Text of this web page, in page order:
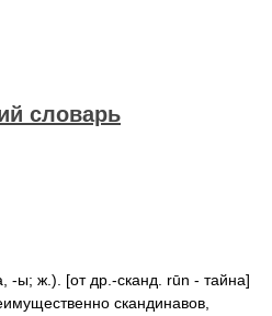
словарь
-ы; ж.). [от др.-сканд. rūn - тайна]
скандинавов,